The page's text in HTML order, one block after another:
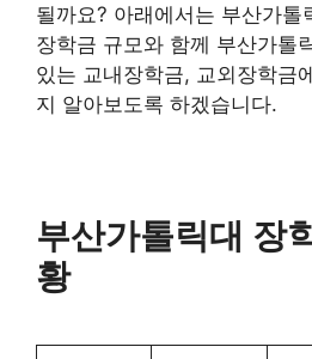
될까요? 아래에서는 부산가톨
장학금 규모와 함께 부산가톨
있는 교내장학금, 교외장학금
지 알아보도록 하겠습니다.
부산가톨릭대 장
황